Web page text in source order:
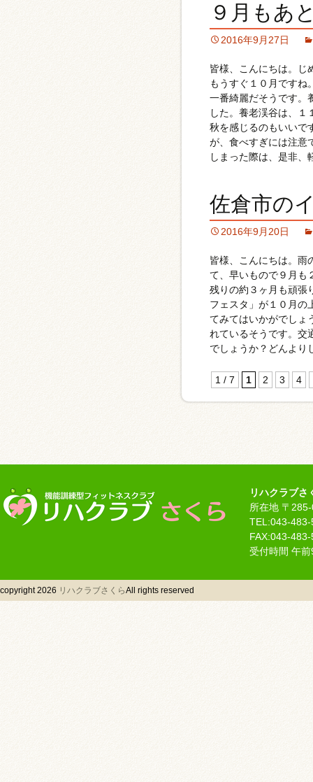
９月もあ
2016年9月27日
皆様、こんにちは。じ
もうすぐ１０月ですね
一番綺麗だそうです。
した。養老渓谷は、
秋を感じるのもいいで
が、食べすぎには注意
しまった際は、是非、
佐倉市の
2016年9月20日
皆様、こんにちは。雨
て、早いもので９月も
残りの約３ヶ月も頑張
フェスタ」が１０月の
てみてはいかがでしょ
れているそうです。交
でしょうか？どんより
1 / 7 1 2 3 4
リハクラブさ
所在地 〒
TEL:043-483-
FAX:043-
受付時間 午
copyright 2026 リハクラブさくらAll rights reserved